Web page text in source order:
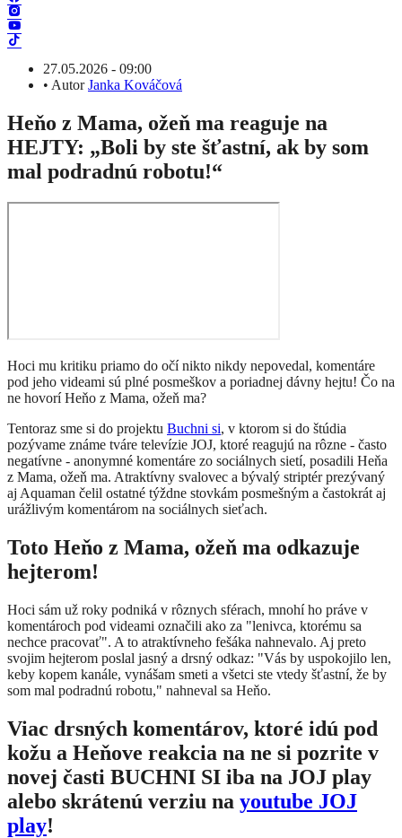
27.05.2026 - 09:00
• AutorJanka Kováčová
Heňo z Mama, ožeň ma reaguje na
HEJTY: „Boli by ste šťastní, ak by som
mal podradnú robotu!“
Hoci mu kritiku priamo do očí nikto nikdy nepovedal, komentáre
pod jeho videami sú plné posmeškov a poriadnej dávny hejtu! Čo na
ne hovorí Heňo z Mama, ožeň ma?
Tentoraz sme si do projektu Buchni si, v ktorom si do štúdia
pozývame známe tváre televízie JOJ, ktoré reagujú na rôzne - často
negatívne - anonymné komentáre zo sociálnych sietí, posadili Heňa
z Mama, ožeň ma. Atraktívny svalovec a bývalý striptér prezývaný
aj Aquaman čelil ostatné týždne stovkám posmešným a častokrát aj
urážlivým komentárom na sociálnych sieťach.
Toto Heňo z Mama, ožeň ma odkazuje
hejterom!
Hoci sám už roky podniká v rôznych sférach, mnohí ho práve v
komentároch pod videami označili ako za "lenivca, ktorému sa
nechce pracovať". A to atraktívneho fešáka nahnevalo. Aj preto
svojim hejterom poslal jasný a drsný odkaz: "Vás by uspokojilo len,
keby kopem kanále, vynášam smeti a všetci ste vtedy šťastní, že by
som mal podradnú robotu," nahneval sa Heňo.
Viac drsných komentárov, ktoré idú pod
kožu a Heňove reakcia na ne si pozrite v
novej časti BUCHNI SI iba na JOJ play
alebo skrátenú verziu na youtube JOJ
play!